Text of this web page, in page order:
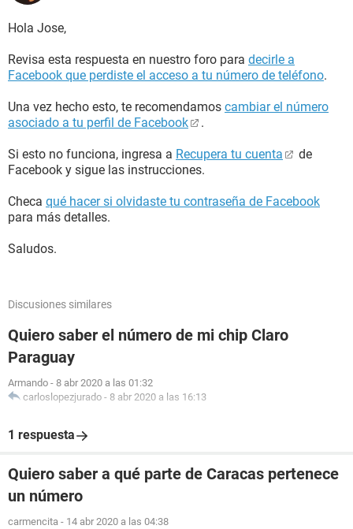
Hola Jose,
Revisa esta respuesta en nuestro foro para decirle a
Facebook que perdiste el acceso a tu número de teléfono.
Una vez hecho esto, te recomendamos cambiar el número
asociado a tu perfil de Facebook
.
Si esto no funciona, ingresa a Recupera tu cuenta
de
Facebook y sigue las instrucciones.
Checa qué hacer si olvidaste tu contraseña de Facebook
para más detalles.
Saludos.
Discusiones similares
Quiero saber el número de mi chip Claro
Paraguay
Armando - 8 abr 2020 a las 01:32
carloslopezjurado - 8 abr 2020 a las 16:13
1 respuesta
Quiero saber a qué parte de Caracas pertenece
un número
carmencita - 14 abr 2020 a las 04:38